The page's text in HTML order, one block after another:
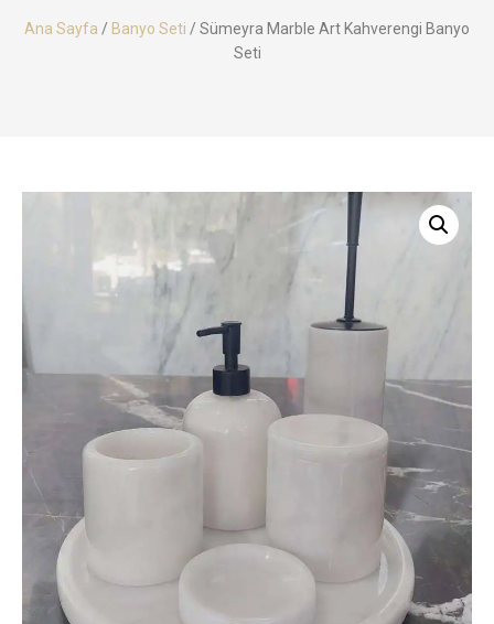
Ana Sayfa / Banyo Seti / Sümeyra Marble Art Kahverengi Banyo
Seti